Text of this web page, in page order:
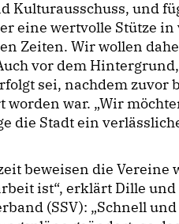
Kulturausschuss, und
eine wertvolle Stütze
Zeiten. Wir wollen
vor dem
sei, nachdem
worden war. „Wir
die Stadt ein
beweisen die Vereine
ist“, erklärt Dille
(SSV): „Schnell